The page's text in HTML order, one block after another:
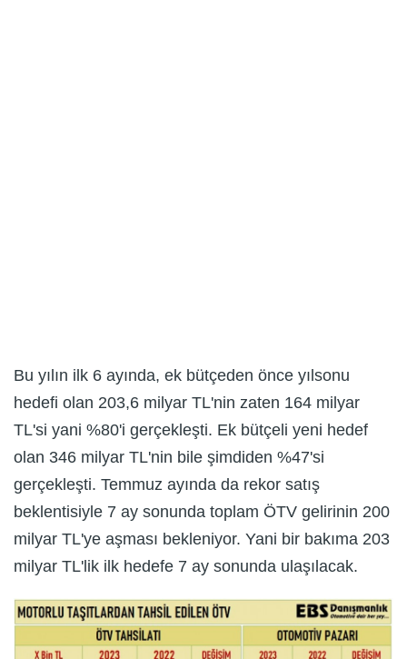
Bu yılın ilk 6 ayında, ek bütçeden önce yılsonu
hedefi olan 203,6 milyar TL'nin zaten 164 milyar
TL'si yani %80'i gerçekleşti. Ek bütçeli yeni hedef
olan 346 milyar TL'nin bile şimdiden %47'si
gerçekleşti. Temmuz ayında da rekor satış
beklentisiyle 7 ay sonunda toplam ÖTV gelirinin 200
milyar TL'ye aşması bekleniyor. Yani bir bakıma 203
milyar TL'lik ilk hedefe 7 ay sonunda ulaşılacak.